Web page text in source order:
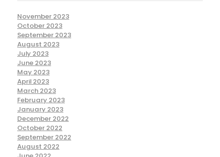
November 2023
October 2023
September 2023
August 2023
July 2023
June 2023
May 2023
April 2023
March 2023
February 2023
January 2023
December 2022
October 2022
September 2022
August 2022